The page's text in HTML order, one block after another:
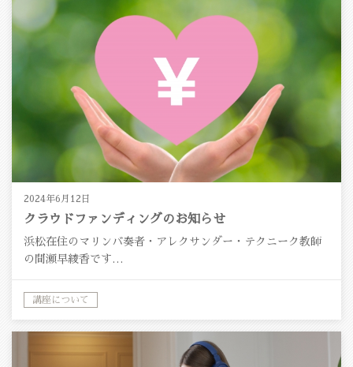
2024年6月12日
クラウドファンディングのお知らせ
浜松在住のマリンバ奏者・アレクサンダー・テクニーク教師
の間瀬早綾香です…
講座について